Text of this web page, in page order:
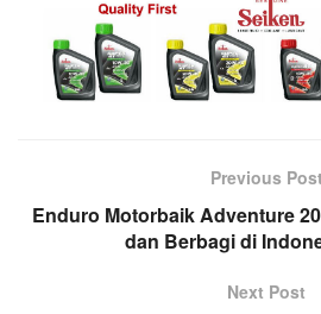
Previous Post
Enduro Motorbaik Adventure
dan Berbagi di
Next Post